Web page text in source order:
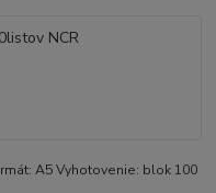
A5 Vyhotovenie: blok 100